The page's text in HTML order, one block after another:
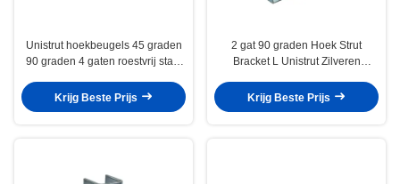
Unistrut hoekbeugels 45 graden
90 graden 4 gaten roestvrij staal
Krijg Beste Prijs
2 gat 90 graden Hoek Strut
Bracket L Unistrut Zilveren
Krijg Beste Prijs